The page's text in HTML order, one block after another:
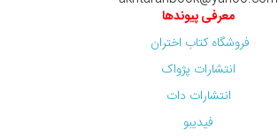
معرفی پیوندها
فروشگاه کتاب اختران
انتشارات پژواک
انتشارات دات
فیدیبو